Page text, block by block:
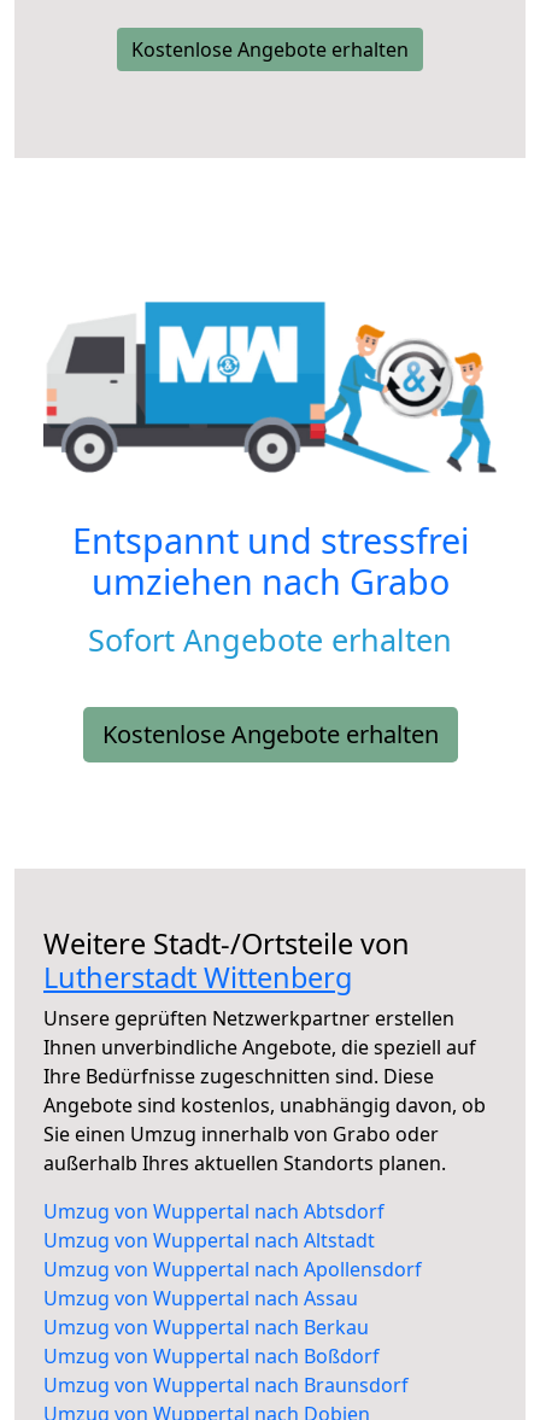
Kostenlose Angebote erhalten
Entspannt und stressfrei
umziehen nach Grabo
Sofort Angebote erhalten
Kostenlose Angebote erhalten
Weitere Stadt-/Ortsteile von
Lutherstadt Wittenberg
Unsere geprüften Netzwerkpartner erstellen
Ihnen unverbindliche Angebote, die speziell auf
Ihre Bedürfnisse zugeschnitten sind. Diese
Angebote sind kostenlos, unabhängig davon, ob
Sie einen Umzug innerhalb von Grabo oder
außerhalb Ihres aktuellen Standorts planen.
Umzug von Wuppertal nach Abtsdorf
Umzug von Wuppertal nach Altstadt
Umzug von Wuppertal nach Apollensdorf
Umzug von Wuppertal nach Assau
Umzug von Wuppertal nach Berkau
Umzug von Wuppertal nach Boßdorf
Umzug von Wuppertal nach Braunsdorf
Umzug von Wuppertal nach Dobien